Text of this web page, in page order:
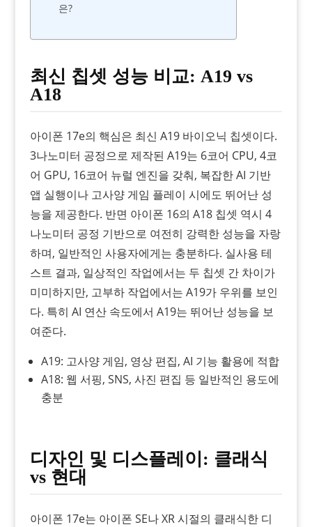
은?
최신 칩셋 성능 비교: A19 vs
A18
아이폰 17e의 핵심은 최신 A19 바이오닉 칩셋이다.
3나노미터 공정으로 제작된 A19는 6코어 CPU, 4코
어 GPU, 16코어 뉴럴 엔진을 갖춰, 복잡한 AI 기반
앱 실행이나 고사양 게임 플레이 시에도 뛰어난 성
능을 제공한다. 반면 아이폰 16의 A18 칩셋 역시 4
나노미터 공정 기반으로 여전히 강력한 성능을 자랑
하며, 일반적인 사용자에게는 충분하다. 실사용 테
스트 결과, 일상적인 작업에서는 두 칩셋 간 차이가
미미하지만, 고부하 작업에서는 A19가 우위를 보인
다. 특히 AI 연산 속도에서 A19는 뛰어난 성능을 보
여준다.
A19: 고사양 게임, 영상 편집, AI 기능 활용에 적합
A18: 웹 서핑, SNS, 사진 편집 등 일반적인 용도에
충분
디자인 및 디스플레이: 클래식
vs 현대
아이폰 17e는 아이폰 SE나 XR 시절의 클래식한 디